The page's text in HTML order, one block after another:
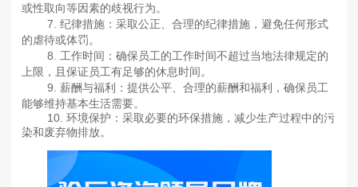
或性取向等因素的歧视行为。
7. 纪律措施：采取公正、合理的纪律措施，避免任何形式
的虐待或体罚。
8. 工作时间：确保员工的工作时间不超过当地法律规定的
上限，且保证员工有足够的休息时间。
9. 薪酬与福利：提供公平、合理的薪酬和福利，确保员工
能够维持基本生活需要。
10. 环境保护：采取必要的环保措施，减少生产过程中的污
染和废弃物排放。